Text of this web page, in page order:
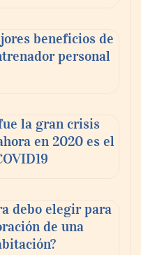
No
beneficios de
personal
la gran crisis
en 2020 es el
debo elegir para
de una